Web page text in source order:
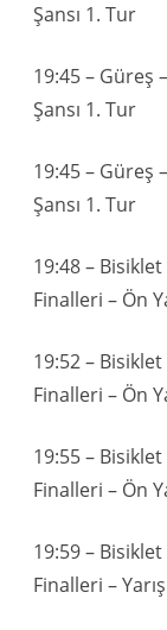
Şansı 1. Tur
19:45 – Güreş
Şansı 1. Tur
19:45 – Güreş
Şansı 1. Tur
19:48 –
Finalleri – Ön
19:52 –
Finalleri – Ön
19:55 –
Finalleri – Ön
19:59 –
Finalleri –